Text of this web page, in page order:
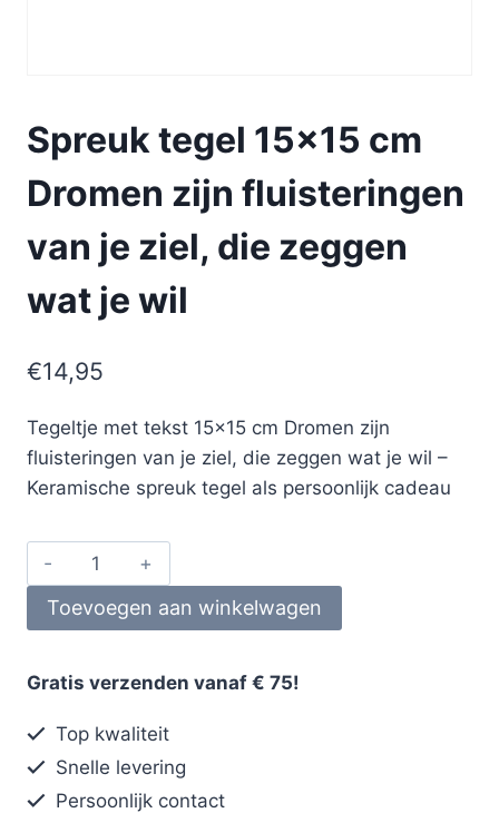
Spreuk tegel 15×15 cm
Dromen zijn fluisteringen
van je ziel, die zeggen
wat je wil
€14,95
Tegeltje met tekst 15×15 cm Dromen zijn
fluisteringen van je ziel, die zeggen wat je wil –
Keramische spreuk tegel als persoonlijk cadeau
Toevoegen aan winkelwagen
Gratis verzenden vanaf € 75!
Top kwaliteit
Snelle levering
Persoonlijk contact